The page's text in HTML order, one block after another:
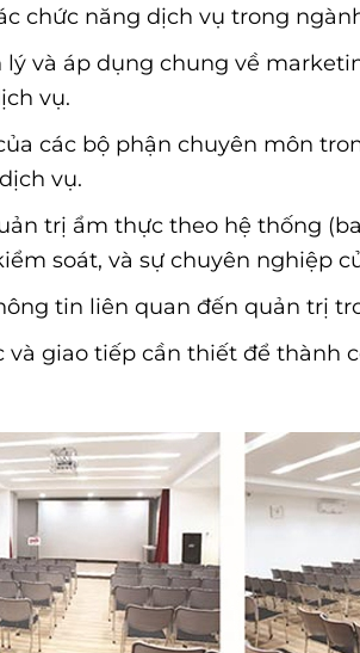
chức năng dịch vụ trong
lý và áp dụng chung về
vụ.
các bộ phận chuyên môn
vụ.
trị ẩm thực theo hệ thống
soát, và sự chuyên nghiệp
tin liên quan đến quản trị
và giao tiếp cần thiết để thành